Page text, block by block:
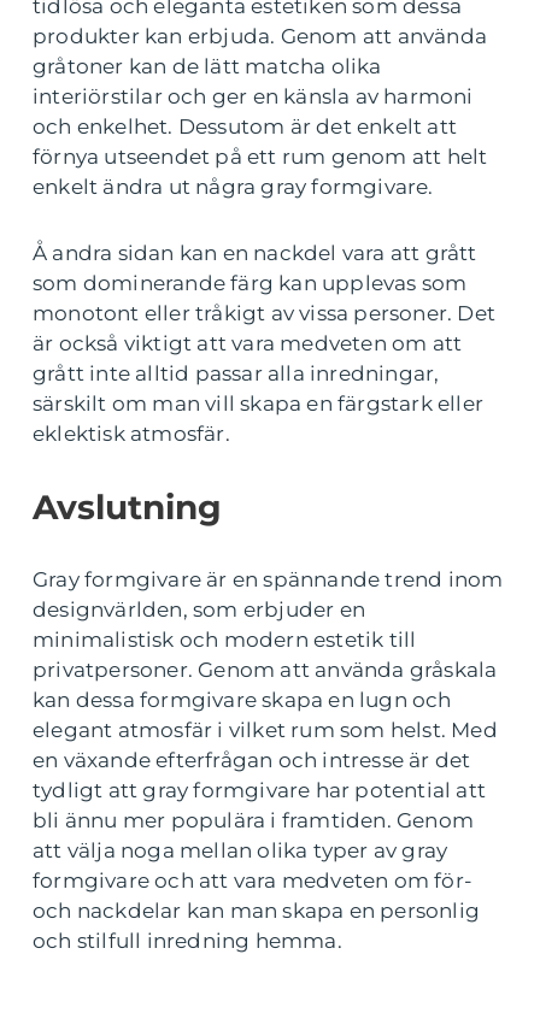
tidlösa och eleganta estetiken som dessa
produkter kan erbjuda. Genom att använda
gråtoner kan de lätt matcha olika
interiörstilar och ger en känsla av harmoni
och enkelhet. Dessutom är det enkelt att
förnya utseendet på ett rum genom att helt
enkelt ändra ut några gray formgivare.
Å andra sidan kan en nackdel vara att grått
som dominerande färg kan upplevas som
monotont eller tråkigt av vissa personer. Det
är också viktigt att vara medveten om att
grått inte alltid passar alla inredningar,
särskilt om man vill skapa en färgstark eller
eklektisk atmosfär.
Avslutning
Gray formgivare är en spännande trend inom
designvärlden, som erbjuder en
minimalistisk och modern estetik till
privatpersoner. Genom att använda gråskala
kan dessa formgivare skapa en lugn och
elegant atmosfär i vilket rum som helst. Med
en växande efterfrågan och intresse är det
tydligt att gray formgivare har potential att
bli ännu mer populära i framtiden. Genom
att välja noga mellan olika typer av gray
formgivare och att vara medveten om för-
och nackdelar kan man skapa en personlig
och stilfull inredning hemma.